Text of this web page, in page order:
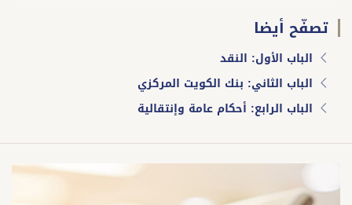
تصفّح أيضا
الباب الأول: النقد
الباب الثاني: بنك الكويت المركزي
الباب الرابع: أحكام عامة وإنتقالية